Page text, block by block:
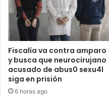
Fiscalía va contra amparo
y busca que neurocirujano
acusado de abus0 sexu4l
siga en prisión
6 horas ago